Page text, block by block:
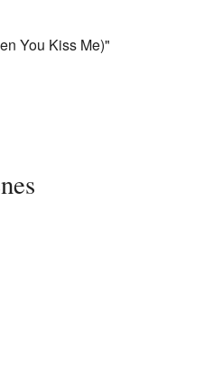
You Kiss Me)"